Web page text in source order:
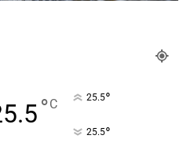
°C 25.5°
25.5°